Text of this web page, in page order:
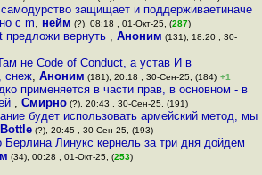
самодурство защищает и поддерживаетиначе
с m, нейм (?), 08:18 , 01-Окт-25, (287)
вернуть , Аноним (131), 18:20 , 30-
не Code of Conduct, а устав И в
снеж, Аноним (181), 20:18 , 30-Сен-25, (184) +1
применяется в части прав, в основном - в
, Смирно(?), 20:43 , 30-Сен-25, (191)
будет использовать армейский метод, мы
Bottle(?), 20:45 , 30-Сен-25, (193)
Берлина Линукс кернель за три дня дойдем
(34), 00:28 , 01-Окт-25, (253)